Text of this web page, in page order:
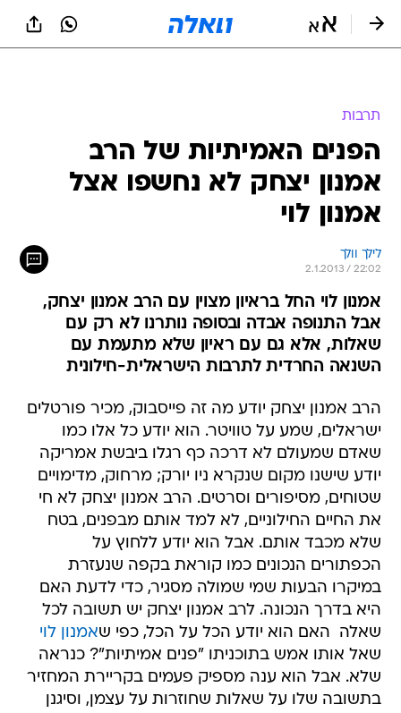
תרבות
הפנים האמיתיות של הרב
אמנון יצחק לא נחשפו אצל
אמנון לוי
לילך וולך
2.1.2013 / 22:02
אמנון לוי החל בראיון מצוין עם הרב אמנון יצחק,
אבל התנופה אבדה ובסופה נותרנו לא רק עם
שאלות, אלא גם עם ראיון שלא מתעמת עם
השנאה החרדית לתרבות הישראלית-חילונית
הרב אמנון יצחק יודע מה זה פייסבוק, מכיר פורטלים
ישראלים, שמע על טוויטר. הוא יודע כל אלו כמו
שאדם שמעולם לא דרכה כף רגלו ביבשת אמריקה
יודע שישנו מקום שנקרא ניו יורק; מרחוק, מדימויים
שטוחים, מסיפורים וסרטים. הרב אמנון יצחק לא חי
את החיים החילוניים, לא למד אותם מבפנים, בטח
שלא מכבד אותם. אבל הוא יודע ללחוץ על
הכפתורים הנכונים כמו קוראת בקפה שנעזרת
במיקרו הבעות שמי שמולה מסגיר, כדי לדעת האם
היא בדרך הנכונה. לרב אמנון יצחק יש תשובה לכל
שאלה  האם הוא יודע הכל על הכל, כפי שאמנון לוי
שאל אותו אמש בתוכניתו "פנים אמיתיות"? כנראה
שלא. אבל הוא ענה מספיק פעמים בקריירת המחזיר
בתשובה שלו על שאלות שחוזרות על עצמן, וסיגנן